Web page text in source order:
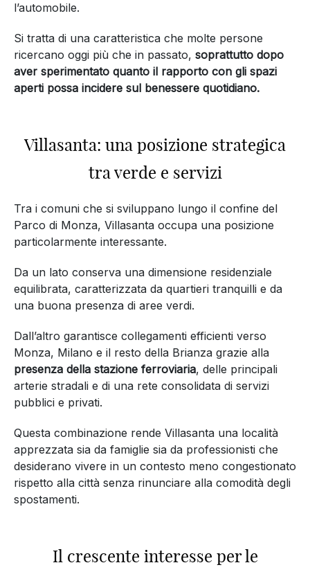
l’automobile.
Si tratta di una caratteristica che molte persone
ricercano oggi più che in passato, soprattutto dopo
aver sperimentato quanto il rapporto con gli spazi
aperti possa incidere sul benessere quotidiano.
Villasanta: una posizione strategica
tra verde e servizi
Tra i comuni che si sviluppano lungo il confine del
Parco di Monza, Villasanta occupa una posizione
particolarmente interessante.
Da un lato conserva una dimensione residenziale
equilibrata, caratterizzata da quartieri tranquilli e da
una buona presenza di aree verdi.
Dall’altro garantisce collegamenti efficienti verso
Monza, Milano e il resto della Brianza grazie alla
presenza della stazione ferroviaria, delle principali
arterie stradali e di una rete consolidata di servizi
pubblici e privati.
Questa combinazione rende Villasanta una località
apprezzata sia da famiglie sia da professionisti che
desiderano vivere in un contesto meno congestionato
rispetto alla città senza rinunciare alla comodità degli
spostamenti.
Il crescente interesse per le